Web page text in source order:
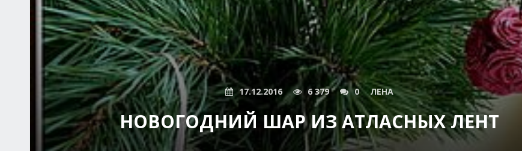
17.12.2016 6 379 0 ЛЕНА
НОВОГОДНИЙ ШАР ИЗ АТЛАСНЫХ ЛЕНТ